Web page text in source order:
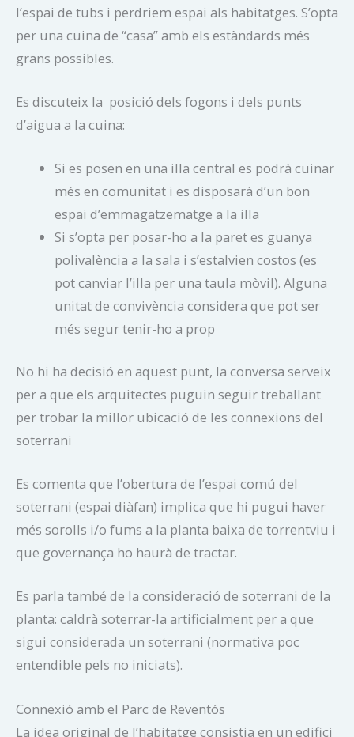
l’espai de tubs i perdriem espai als habitatges. S’opta
per una cuina de “casa” amb els estàndards més
grans possibles.
Es discuteix la posició dels fogons i dels punts
d’aigua a la cuina:
Si es posen en una illa central es podrà cuinar
més en comunitat i es disposarà d’un bon
espai d’emmagatzematge a la illa
Si s’opta per posar-ho a la paret es guanya
polivalència a la sala i s’estalvien costos (es
pot canviar l’illa per una taula mòvil). Alguna
unitat de convivència considera que pot ser
més segur tenir-ho a prop
No hi ha decisió en aquest punt, la conversa serveix
per a que els arquitectes puguin seguir treballant
per trobar la millor ubicació de les connexions del
soterrani
Es comenta que l’obertura de l’espai comú del
soterrani (espai diàfan) implica que hi pugui haver
més sorolls i/o fums a la planta baixa de torrentviu i
que governança ho haurà de tractar.
Es parla també de la consideració de soterrani de la
planta: caldrà soterrar-la artificialment per a que
sigui considerada un soterrani (normativa poc
entendible pels no iniciats).
Connexió amb el Parc de Reventós
La idea original de l’habitatge consistia en un edifici